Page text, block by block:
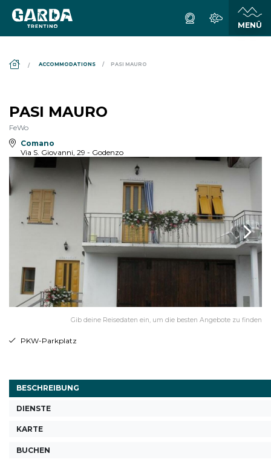
ACCOMMODATIONS PASI MAURO
PASI MAURO
FeWo
Comano
Via S. Giovanni, 29 - Godenzo
Gib deine Reisedaten ein, um die besten Angebote zu finden
PKW-Parkplatz
BESCHREIBUNG
DIENSTE
KARTE
BUCHEN